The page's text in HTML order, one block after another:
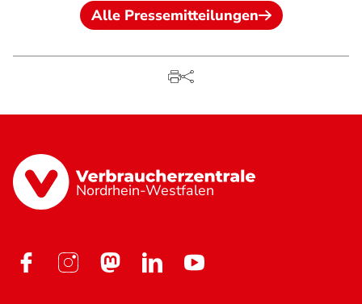
Alle Pressemitteilungen
Nordrhein-Westfalen